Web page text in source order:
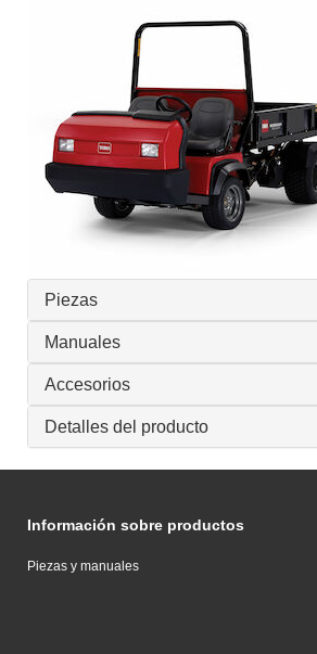
Piezas
Manuales
Accesorios
Detalles del producto
Información sobre productos
Piezas y manuales